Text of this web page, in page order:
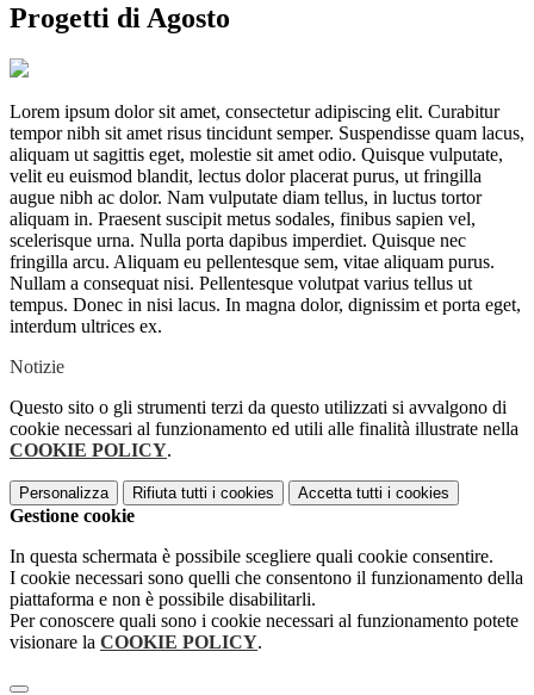
Progetti di Agosto
Lorem ipsum dolor sit amet, consectetur adipiscing elit. Curabitur
tempor nibh sit amet risus tincidunt semper. Suspendisse quam lacus,
aliquam ut sagittis eget, molestie sit amet odio. Quisque vulputate,
velit eu euismod blandit, lectus dolor placerat purus, ut fringilla
augue nibh ac dolor. Nam vulputate diam tellus, in luctus tortor
aliquam in. Praesent suscipit metus sodales, finibus sapien vel,
scelerisque urna. Nulla porta dapibus imperdiet. Quisque nec
fringilla arcu. Aliquam eu pellentesque sem, vitae aliquam purus.
Nullam a consequat nisi. Pellentesque volutpat varius tellus ut
tempus. Donec in nisi lacus. In magna dolor, dignissim et porta eget,
interdum ultrices ex.
Notizie
Questo sito o gli strumenti terzi da questo utilizzati si avvalgono di
cookie necessari al funzionamento ed utili alle finalità illustrate nella
COOKIE POLICY.
Personalizza Rifiuta tutti i cookies Accetta tutti i cookies
Gestione cookie
In questa schermata è possibile scegliere quali cookie consentire.
I cookie necessari sono quelli che consentono il funzionamento della
piattaforma e non è possibile disabilitarli.
Per conoscere quali sono i cookie necessari al funzionamento potete
visionare la COOKIE POLICY.